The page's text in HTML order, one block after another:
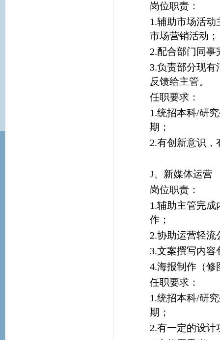
岗位职责：
1.辅助市场活
市场营销活动；
2.配合部门同
3.负责部分现
反馈给主管。
任职要求：
1.统招本科/研
期；
2.有创新意识
J、新媒体运营
岗位职责：
1.辅助主管完
作；
2.协助运营轻
3.文案撰写内
4.海报制作（
任职要求：
1.统招本科/研
期；
2.有一定的设计